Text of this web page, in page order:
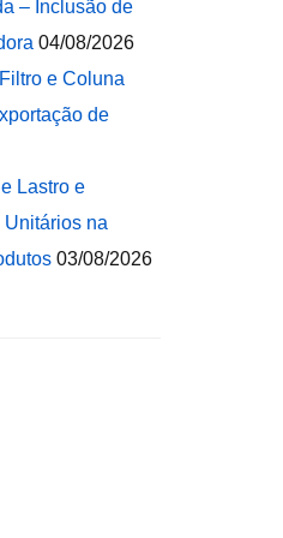
– Inclusão de
04/08/2026
e Coluna
de
Lastro e
na
03/08/2026